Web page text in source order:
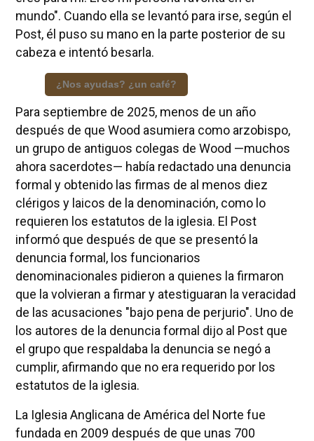
mundo". Cuando ella se levantó para irse, según el
Post, él puso su mano en la parte posterior de su
cabeza e intentó besarla.
¿Nos ayudas? ¿un café?
Para septiembre de 2025, menos de un año
después de que Wood asumiera como arzobispo,
un grupo de antiguos colegas de Wood —muchos
ahora sacerdotes— había redactado una denuncia
formal y obtenido las firmas de al menos diez
clérigos y laicos de la denominación, como lo
requieren los estatutos de la iglesia. El Post
informó que después de que se presentó la
denuncia formal, los funcionarios
denominacionales pidieron a quienes la firmaron
que la volvieran a firmar y atestiguaran la veracidad
de las acusaciones "bajo pena de perjurio". Uno de
los autores de la denuncia formal dijo al Post que
el grupo que respaldaba la denuncia se negó a
cumplir, afirmando que no era requerido por los
estatutos de la iglesia.
La Iglesia Anglicana de América del Norte fue
fundada en 2009 después de que unas 700